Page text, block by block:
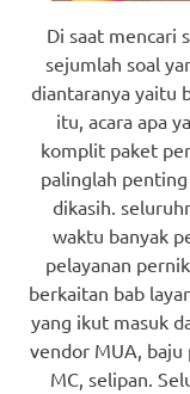
Di saat mencari
sejumlah soal
diantaranya yaitu
itu, acara apa
komplit paket
palinglah
dikasih.
waktu banyak
pelayanan
berkaitan bab
yang ikut masuk
vendor MUA, baju
MC, selipan.